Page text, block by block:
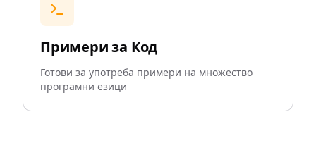
Примери за Код
Готови за употреба примери на множество
програмни езици